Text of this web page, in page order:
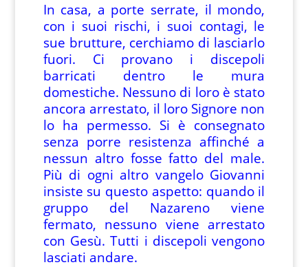
In casa, a porte serrate, il mondo,
con i suoi rischi, i suoi contagi, le
sue brutture, cerchiamo di lasciarlo
fuori. Ci provano i discepoli
barricati dentro le mura
domestiche. Nessuno di loro è stato
ancora arrestato, il loro Signore non
lo ha permesso. Si è consegnato
senza porre resistenza affinché a
nessun altro fosse fatto del male.
Più di ogni altro vangelo Giovanni
insiste su questo aspetto: quando il
gruppo del Nazareno viene
fermato, nessuno viene arrestato
con Gesù. Tutti i discepoli vengono
lasciati andare.